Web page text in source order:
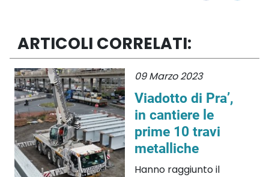
ARTICOLI CORRELATI:
09 Marzo 2023
Viadotto di Pra’,
in cantiere le
prime 10 travi
metalliche
Hanno raggiunto il